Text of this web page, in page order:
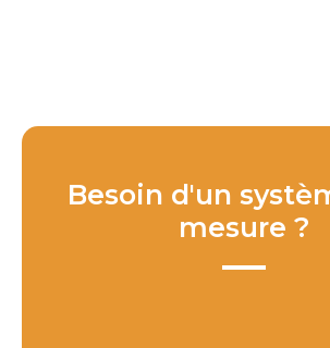
Besoin d'un
mesure ?